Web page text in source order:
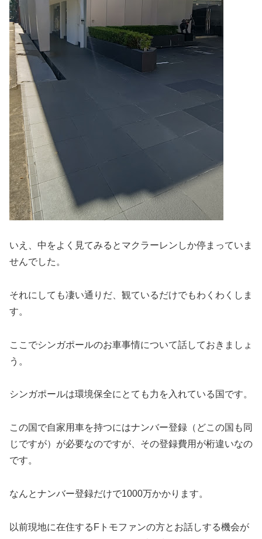
いえ、中をよく見てみるとマクラーレンしか停まっていま
せんでした。
それにしても凄い通りだ、観ているだけでもわくわくしま
す。
ここでシンガポールのお車事情について話しておきましょ
う。
シンガポールは環境保全にとても力を入れている国です。
この国で自家用車を持つにはナンバー登録（どこの国も同
じですが）が必要なのですが、その登録費用が桁違いなの
です。
なんとナンバー登録だけで1000万かかります。
以前現地に在住するFトモファンの方とお話しする機会が